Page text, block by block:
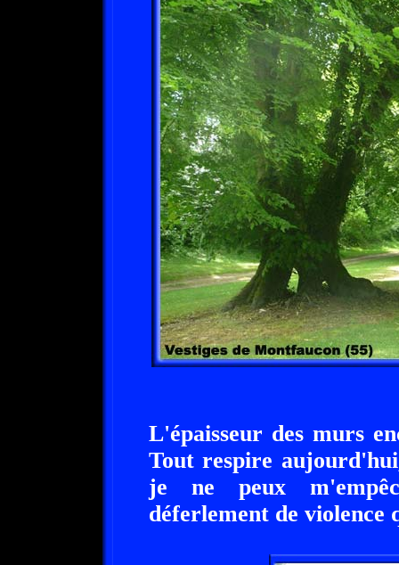
L'épaisseur des murs
Tout respire
je ne peux
déferlement de violence